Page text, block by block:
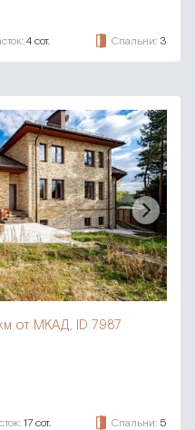
4 сот. Спальни: 3
от МКАД, ID 7987
17 сот. Спальни: 5